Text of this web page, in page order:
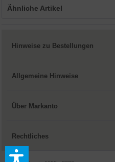
Ähnliche Artikel
Hinweise zu Bestellungen
Allgemeine Hinweise
Über Markanto
Rechtliches